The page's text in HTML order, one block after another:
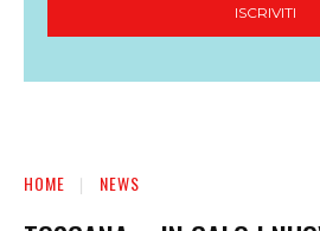
ISCRIVITI